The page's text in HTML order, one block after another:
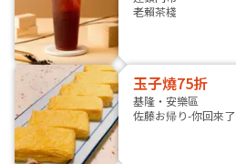
老賴茶棧
玉子燒75折
基隆・安樂區
佐藤お帰り-你回來了